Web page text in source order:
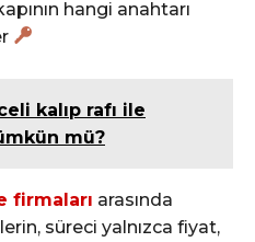
hangi anahtarı
kalıp rafı ile
mü?
firmaları arasında
süreci yalnızca fiyat,